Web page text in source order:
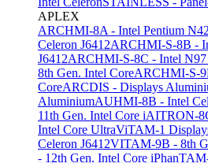
APLEX
ARCHMI-8A - Intel Pentium
Celeron J6412ARCHMI-S-8B -
J6412ARCHMI-S-8C - Intel N97
8th Gen. Intel CoreARCHMI-S-
CoreARCDIS - Displays
AluminiumAUHMI-8B - Intel
11th Gen. Intel Core iAITRON-
Intel Core UltraViTAM-1
Celeron J6412VITAM-9B - 8th
- 12th Gen. Intel Core i